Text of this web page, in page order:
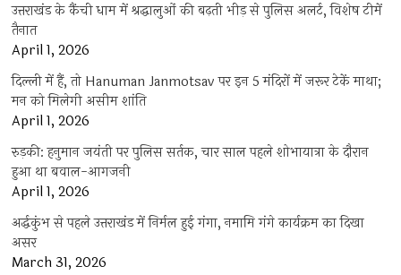
उत्तराखंड के कैंची धाम में श्रद्धालुओं की बढ़ती भीड़ से पुलिस अलर्ट, विशेष टीमें
तैनात
April 1, 2026
दिल्ली में हैं, तो Hanuman Janmotsav पर इन 5 मंदिरों में जरूर टेकें माथा;
मन को मिलेगी असीम शांति
April 1, 2026
रुड़की: हनुमान जयंती पर पुलिस सर्तक, चार साल पहले शोभायात्रा के दौरान
हुआ था बवाल-आगजनी
April 1, 2026
अर्द्धकुंभ से पहले उत्तराखंड में निर्मल हुई गंगा, नमामि गंगे कार्यक्रम का दिखा
असर
March 31, 2026